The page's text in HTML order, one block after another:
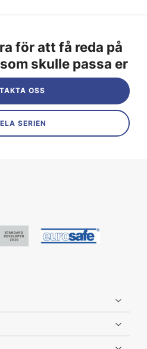
för att få reda på
skulle passa er
OSS
SERIEN